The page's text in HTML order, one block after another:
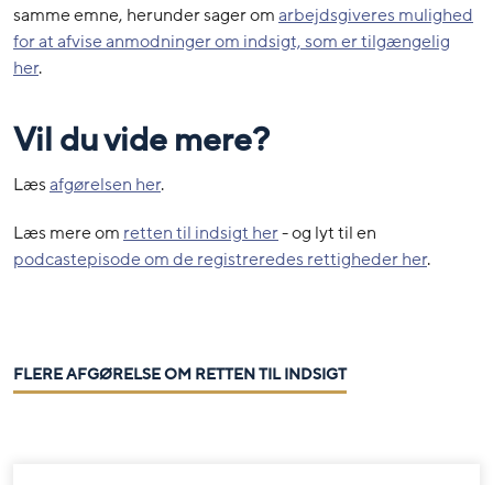
samme emne, herunder sager omarbejdsgiveres mulighed
for at afvise anmodninger om indsigt, som er tilgængelig
her.
Vil du vide mere?
Læsafgørelsen her.
Læs mere om retten til indsigt her- og lyt til en
podcastepisode om de registreredes rettigheder her.
FLERE AFGØRELSE OM RETTEN TIL INDSIGT